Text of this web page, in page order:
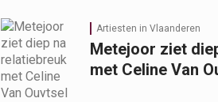
Artiesten in Vlaanderen
Metejoor ziet
met Celine Van